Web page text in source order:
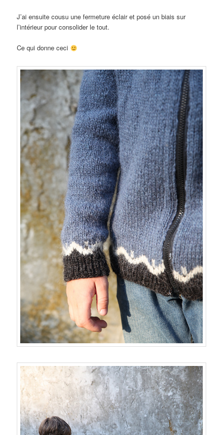
J’ai ensuite cousu une fermeture éclair et posé un biais sur
l’intérieur pour consolider le tout.
Ce qui donne ceci